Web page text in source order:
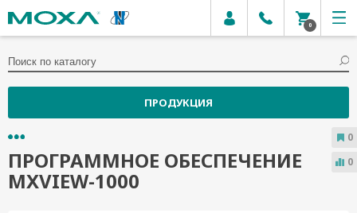
0
ПРОДУКЦИЯ
ПРОГРАММНОЕ ОБЕСПЕЧЕНИЕ
MXVIEW-1000
0
0